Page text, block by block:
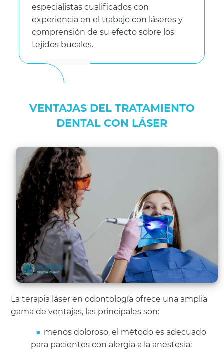
especialistas cualificados con
experiencia en el trabajo con láseres y
comprensión de su efecto sobre los
tejidos bucales.
VENTAJAS DEL TRATAMIENTO
DENTAL CON LÁSER
La terapia láser en odontología ofrece una amplia
gama de ventajas, las principales son:
menos doloroso, el método es adecuado
para pacientes con alergia a la anestesia;